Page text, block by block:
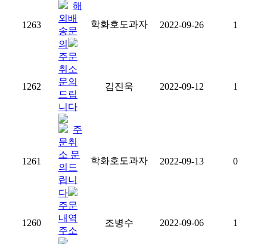
1263
해
외배
송문
의
학화호도과자 2022-09-26 1
1262
주문
취소
문의
드립
니다
김진욱 2022-09-12 1
1261
주
문취
소 문
의드
립니
다
학화호도과자 2022-09-13 0
1260
주문
내역
주소
조병수 2022-09-06 1